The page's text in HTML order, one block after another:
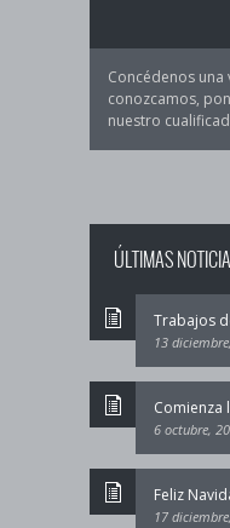
Concédenos
conozcamos,
nuestro
ÚLTIMAS
Trabajos
13
Comienza
6 octubre,
Feliz
17